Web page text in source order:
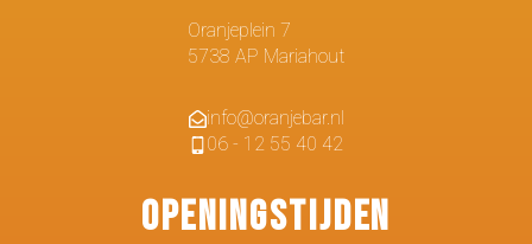
Oranjeplein 7
5738 AP Mariahout
info@oranjebar.nl
06 - 12 55 40 42
Openingstijden